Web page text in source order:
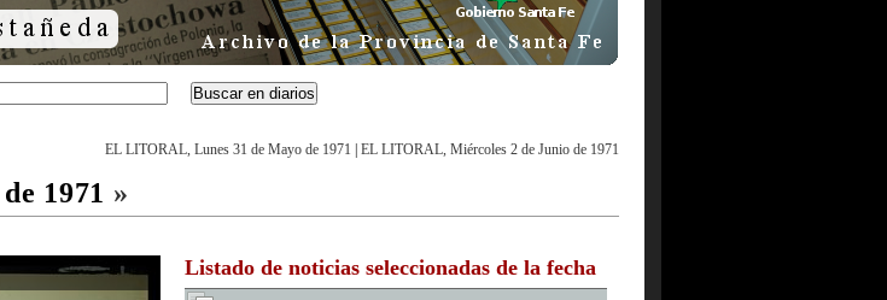
EL LITORAL, Lunes 31 de Mayo de 1971 EL LITORAL, Miércoles 2 de Junio de 1971
1971 »
Listado de noticias seleccionadas de la fecha